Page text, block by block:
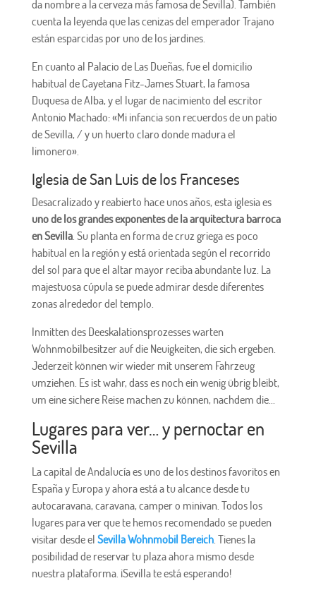
da nombre a la cerveza más famosa de Sevilla). También
cuenta la leyenda que las cenizas del emperador Trajano
están esparcidas por uno de los jardines.
En cuanto al Palacio de Las Dueñas, fue el domicilio
habitual de Cayetana Fitz-James Stuart, la famosa
Duquesa de Alba, y el lugar de nacimiento del escritor
Antonio Machado: «Mi infancia son recuerdos de un patio
de Sevilla, / y un huerto claro donde madura el
limonero».
Iglesia de San Luis de los Franceses
Desacralizado y reabierto hace unos años, esta iglesia es
uno de los grandes exponentes de la arquitectura barroca
en Sevilla. Su planta en forma de cruz griega es poco
habitual en la región y está orientada según el recorrido
del sol para que el altar mayor reciba abundante luz. La
majestuosa cúpula se puede admirar desde diferentes
zonas alrededor del templo.
Inmitten des Deeskalationsprozesses warten
Wohnmobilbesitzer auf die Neuigkeiten, die sich ergeben.
Jederzeit können wir wieder mit unserem Fahrzeug
umziehen. Es ist wahr, dass es noch ein wenig übrig bleibt,
um eine sichere Reise machen zu können, nachdem die...
Lugares para ver… y pernoctar en
Sevilla
La capital de Andalucía es uno de los destinos favoritos en
España y Europa y ahora está a tu alcance desde tu
autocaravana, caravana, camper o minivan. Todos los
lugares para ver que te hemos recomendado se pueden
visitar desde el Sevilla Wohnmobil Bereich. Tienes la
posibilidad de reservar tu plaza ahora mismo desde
nuestra plataforma. ¡Sevilla te está esperando!